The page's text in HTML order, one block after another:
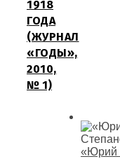
1918
ГОДА
(ЖУРНАЛ
«ГОДЫ»,
2010,
№ 1)
«Юрий